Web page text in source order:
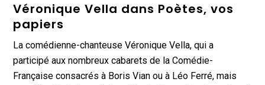
Véronique Vella dans Poètes, vos
papiers
La comédienne-chanteuse Véronique Vella, qui a
participé aux nombreux cabarets de la Comédie-
Française consacrés à Boris Vian ou à Léo Ferré, mais